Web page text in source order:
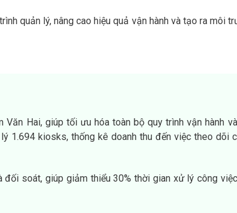
quản lý, nâng cao hiệu quả vận hành và tạo ra môi
Hai, giúp tối ưu hóa toàn bộ quy trình vận hành
1.694 kiosks, thống kê doanh thu đến việc theo dõi
soát, giúp giảm thiểu 30% thời gian xử lý công